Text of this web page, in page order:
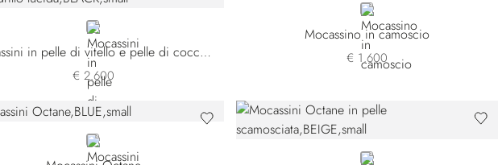
BLACK
Mocassini in pelle di vitello e pelle di coccodrillo lucida
€ 2.600
BLUE
Mocassino in camoscio
€ 1.600
BLUE
BEIGE